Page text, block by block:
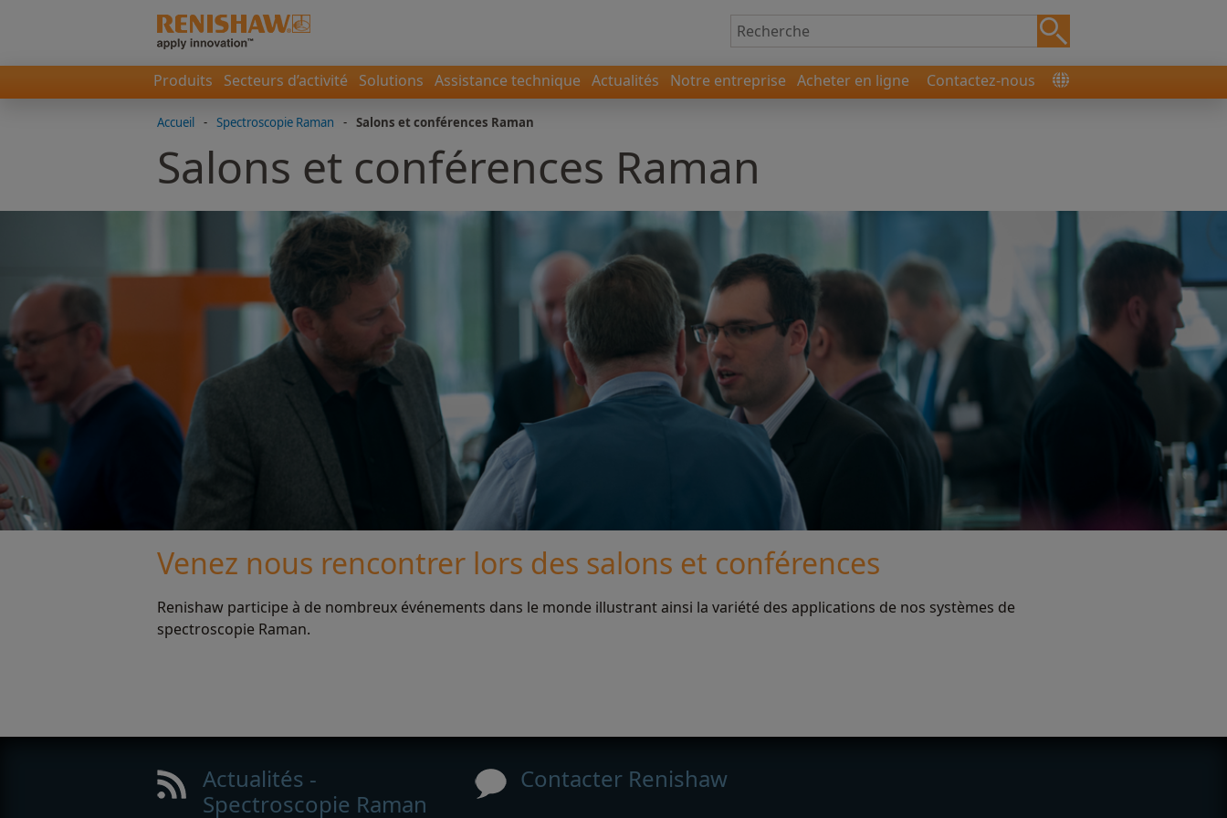
Produits Secteurs d’activité Solutions Assistance technique Actualités Notre entreprise Acheter en ligne Contactez-nous
Accueil - Spectroscopie Raman - Salons et conférences Raman
Salons et conférences Raman
Venez nous rencontrer lors des salons et conférences
Renishaw participe à de nombreux événements dans le monde illustrant ainsi la variété des applications de nos systèmes de
spectroscopie Raman.
Actualités -
Spectroscopie Raman
Contacter Renishaw